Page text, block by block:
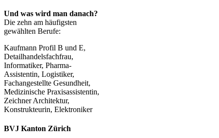
Und was wird man danach?
Die zehn am häufigsten
gewählten Berufe:
Kaufmann Profil B und E,
Detailhandelsfachfrau,
Informatiker, Pharma-
Assistentin, Logistiker,
Fachangestellte Gesundheit,
Medizinische Praxisassistentin,
Zeichner Architektur,
Konstrukteurin, Elektroniker
BVJ Kanton Zürich